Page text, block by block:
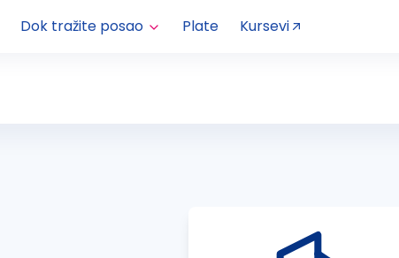
Dok tražite posao Plate Kursevi